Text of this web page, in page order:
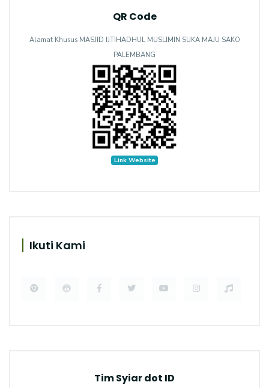
QR Code
Alamat Khusus MASJID IJTIHADHUL MUSLIMIN SUKA MAJU SAKO
PALEMBANG
Link Website
Ikuti Kami
Tim Syiar dot ID